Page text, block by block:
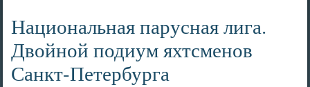
Национальная парусная лига.
Двойной подиум яхтсменов
Санкт-Петербурга